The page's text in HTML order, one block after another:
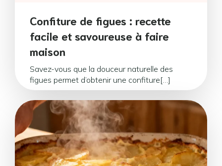
Confiture de figues : recette
facile et savoureuse à faire
maison
Savez-vous que la douceur naturelle des
figues permet d’obtenir une confiture[…]